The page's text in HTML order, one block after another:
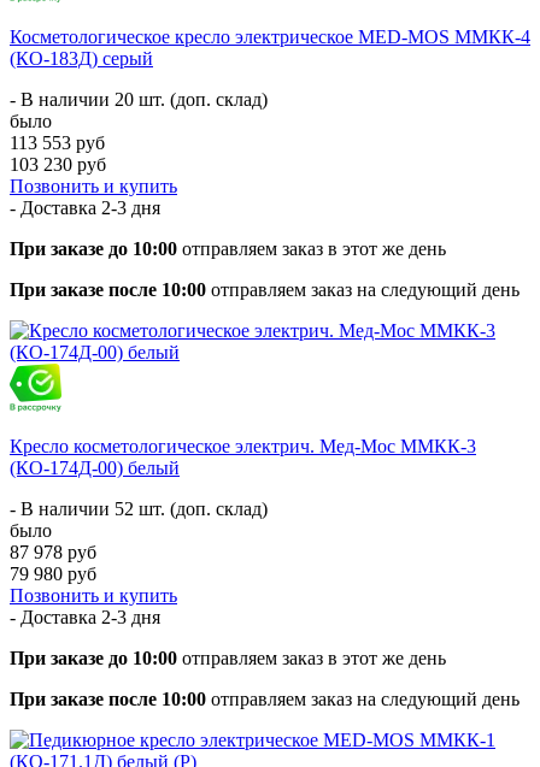
Косметологическое кресло электрическое MED-MOS ММКК-4
(КО-183Д) серый
- В наличии 20 шт. (доп. склад)
было
113 553 руб
103 230 руб
Позвонить и купить
- Доставка 2-3 дня
При заказе до 10:00 отправляем заказ в этот же день
При заказе после 10:00 отправляем заказ на следующий день
Кресло косметологическое электрич. Мед-Мос ММКК-3
(КО-174Д-00) белый
- В наличии 52 шт. (доп. склад)
было
87 978 руб
79 980 руб
Позвонить и купить
- Доставка 2-3 дня
При заказе до 10:00 отправляем заказ в этот же день
При заказе после 10:00 отправляем заказ на следующий день